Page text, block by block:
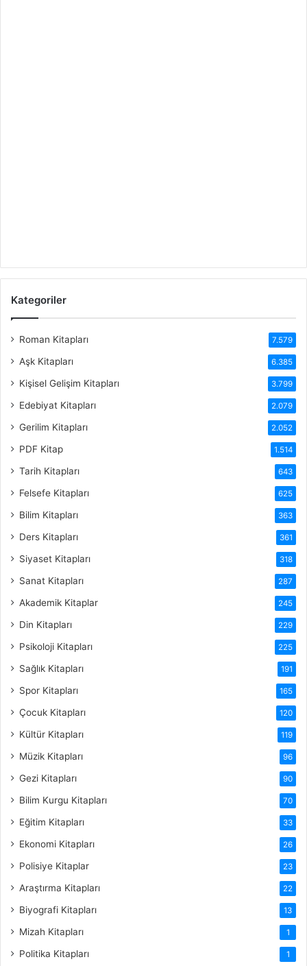
Kategoriler
Roman Kitapları 7.579
Aşk Kitapları 6.385
Kişisel Gelişim Kitapları 3.799
Edebiyat Kitapları 2.079
Gerilim Kitapları 2.052
PDF Kitap 1.514
Tarih Kitapları 643
Felsefe Kitapları 625
Bilim Kitapları 363
Ders Kitapları 361
Siyaset Kitapları 318
Sanat Kitapları 287
Akademik Kitaplar 245
Din Kitapları 229
Psikoloji Kitapları 225
Sağlık Kitapları 191
Spor Kitapları 165
Çocuk Kitapları 120
Kültür Kitapları 119
Müzik Kitapları 96
Gezi Kitapları 90
Bilim Kurgu Kitapları 70
Eğitim Kitapları 33
Ekonomi Kitapları 26
Polisiye Kitaplar 23
Araştırma Kitapları 22
Biyografi Kitapları 13
Mizah Kitapları 1
Politika Kitapları 1